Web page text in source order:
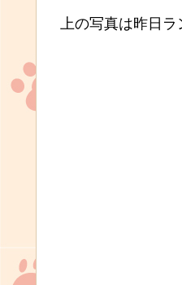
上の写真は昨日ラ